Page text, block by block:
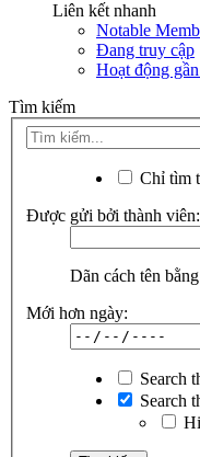
Liên kết nhanh
Notable
Đang truy cập
Hoạt động
Tìm kiếm
Chỉ tìm
Được gửi bởi thành viên:
Dãn cách tên
Mới hơn ngày:
Search
Search